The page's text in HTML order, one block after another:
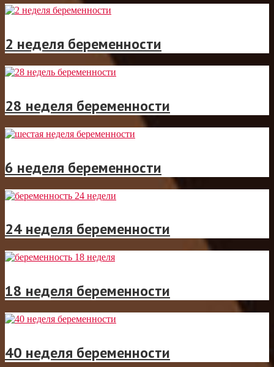
2 неделя беременности
28 неделя беременности
6 неделя беременности
24 неделя беременности
18 неделя беременности
40 неделя беременности